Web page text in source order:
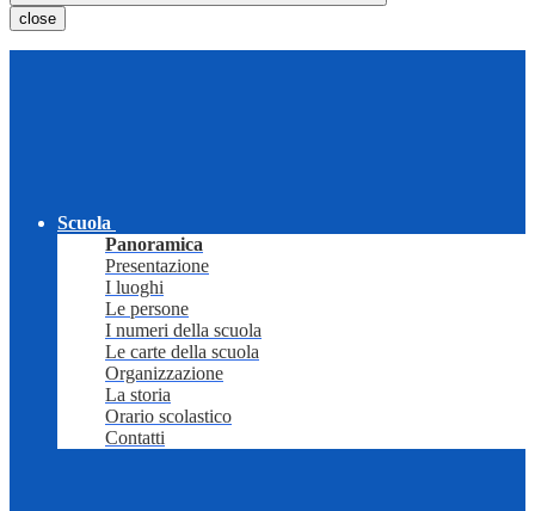
close
Scuola
Panoramica
Presentazione
I luoghi
Le persone
I numeri della scuola
Le carte della scuola
Organizzazione
La storia
Orario scolastico
Contatti